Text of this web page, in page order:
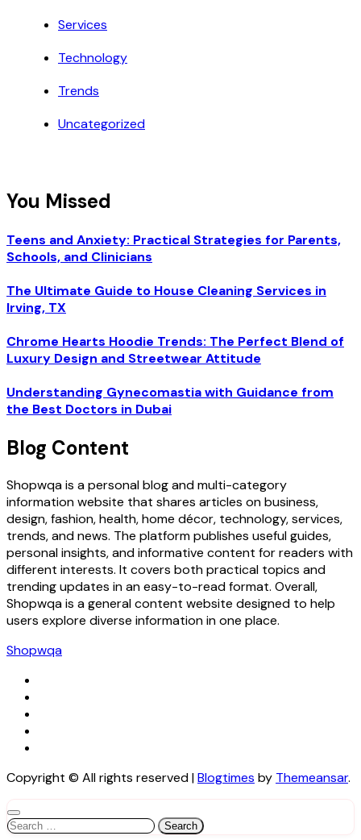
Services
Technology
Trends
Uncategorized
You Missed
Teens and Anxiety: Practical Strategies for Parents,
Schools, and Clinicians
The Ultimate Guide to House Cleaning Services in
Irving, TX
Chrome Hearts Hoodie Trends: The Perfect Blend of
Luxury Design and Streetwear Attitude
Understanding Gynecomastia with Guidance from
the Best Doctors in Dubai
Blog Content
Shopwqa is a personal blog and multi-category
information website that shares articles on business,
design, fashion, health, home décor, technology, services,
trends, and news. The platform publishes useful guides,
personal insights, and informative content for readers with
different interests. It covers both practical topics and
trending updates in an easy-to-read format. Overall,
Shopwqa is a general content website designed to help
users explore diverse information in one place.
Shopwqa
Copyright © All rights reserved|Blogtimes by Themeansar.
Search